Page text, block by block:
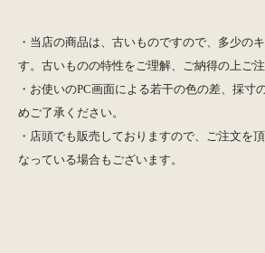
・当店の商品は、古いものですので、多少の
す。古いものの特性をご理解、ご納得の上ご注
・お使いのPC画面による若干の色の差、採寸
めご了承ください。
・店頭でも販売しておりますので、ご注文を
なっている場合もございます。